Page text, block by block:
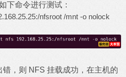
下命令进行测试：
nfsroot /mnt -o nolock
，则 NFS 挂载成功，在主机的